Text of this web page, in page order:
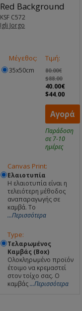
Red Background
KSF C572
Igli Jorgo
Μέγεθος:
35x50cm
Τιμή:
80.00€
$88.00
40.00€
$44.00
Αγορά
Παράδοση
σε 7-10
ημέρες
Canvas Print:
Ελαιοτυπία
Η ελαιοτυπία είναι η
τελειότερη μέθοδος
αναπαραγωγής σε
καμβά. Το
...Περισσότερα
Type:
Τελαρωμένος
Καμβάς (Box)
Ολοκληρωμένο προϊόν
έτοιμο να κρεμαστεί
στον τοίχο σας. Ο
καμβάς...Περισσότερα